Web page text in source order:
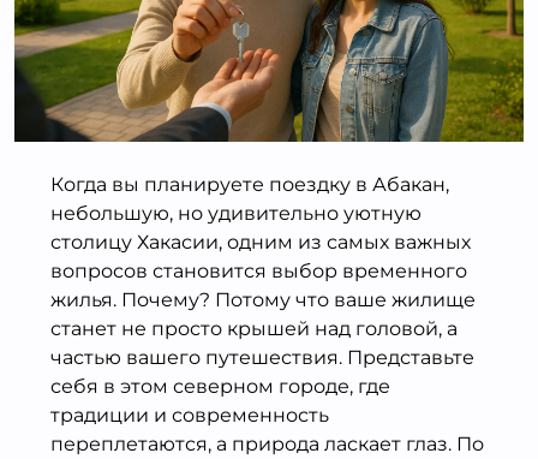
Когда вы планируете поездку в Абакан,
небольшую, но удивительно уютную
столицу Хакасии, одним из самых важных
вопросов становится выбор временного
жилья. Почему? Потому что ваше жилище
станет не просто крышей над головой, а
частью вашего путешествия. Представьте
себя в этом северном городе, где
традиции и современность
переплетаются, а природа ласкает глаз. По